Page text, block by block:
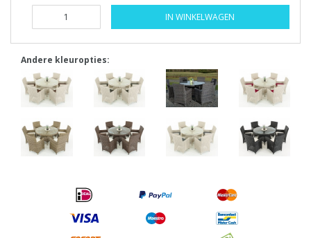
IN WINKELWAGEN
Andere kleuropties: